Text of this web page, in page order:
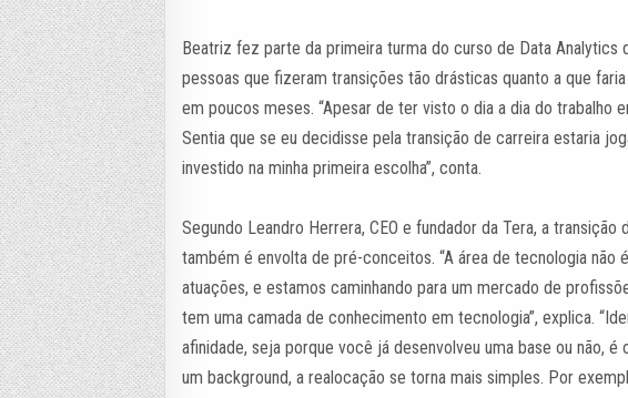
Beatriz fez parte da primeira turma do curso de Data Analytics
pessoas que fizeram transições tão drásticas quanto a que
em poucos meses. “Apesar de ter visto o dia a dia do trabalho
Sentia que se eu decidisse pela transição de carreira estaria
investido na minha primeira escolha”, conta.
Segundo Leandro Herrera, CEO e fundador da Tera, a
também é envolta de pré-conceitos. “A área de tecnologia não
atuações, e estamos caminhando para um mercado de
tem uma camada de conhecimento em tecnologia”, explica.
afinidade, seja porque você já desenvolveu uma base ou não,
um background, a realocação se torna mais simples. Por